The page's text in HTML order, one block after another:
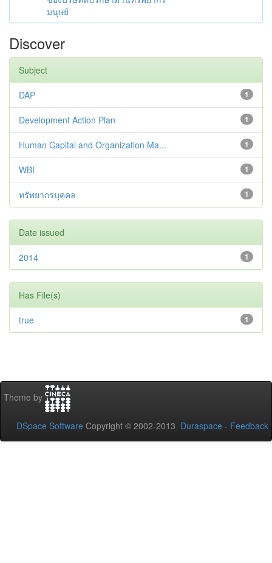
มนุษย์
Discover
Subject
1
DAP
1
Development Action Plan
1
Human Capital and Organization Ma...
1
WBI
1
ทรัพยากรบุคคล
Date issued
1
2014
Has File(s)
1
true
Theme by
DSpace Software Copyright © 2002-2013 Duraspace - Feedback